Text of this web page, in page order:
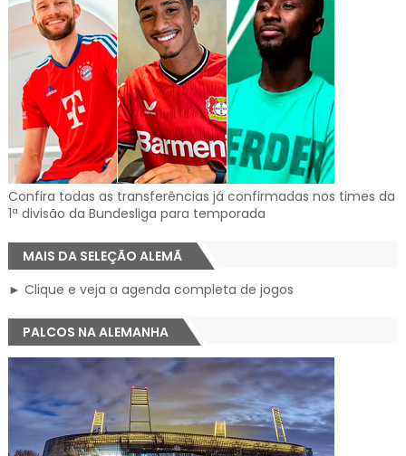
Confira todas as transferências já confirmadas nos times da
1ª divisão da Bundesliga para temporada
MAIS DA SELEÇÃO ALEMÃ
► Clique e veja a agenda completa de jogos
PALCOS NA ALEMANHA